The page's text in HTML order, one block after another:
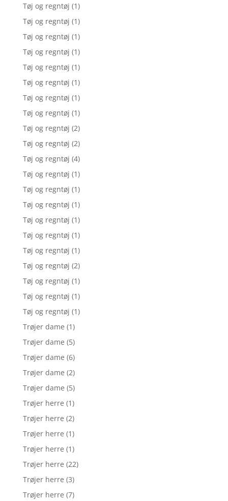
Tøj og regntøj (1)
Tøj og regntøj (1)
Tøj og regntøj (1)
Tøj og regntøj (1)
Tøj og regntøj (1)
Tøj og regntøj (1)
Tøj og regntøj (1)
Tøj og regntøj (1)
Tøj og regntøj (2)
Tøj og regntøj (2)
Tøj og regntøj (4)
Tøj og regntøj (1)
Tøj og regntøj (1)
Tøj og regntøj (1)
Tøj og regntøj (1)
Tøj og regntøj (1)
Tøj og regntøj (1)
Tøj og regntøj (2)
Tøj og regntøj (1)
Tøj og regntøj (1)
Tøj og regntøj (1)
Trøjer dame (1)
Trøjer dame (5)
Trøjer dame (6)
Trøjer dame (2)
Trøjer dame (5)
Trøjer herre (1)
Trøjer herre (2)
Trøjer herre (1)
Trøjer herre (1)
Trøjer herre (22)
Trøjer herre (3)
Trøjer herre (7)